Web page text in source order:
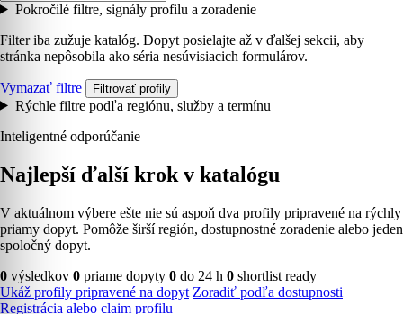
Pokročilé filtre, signály profilu a zoradenie
Filter iba zužuje katalóg. Dopyt posielajte až v ďalšej sekcii, aby
stránka nepôsobila ako séria nesúvisiacich formulárov.
Vymazať filtre Filtrovať profily
Rýchle filtre podľa regiónu, služby a termínu
Inteligentné odporúčanie
Najlepší ďalší krok v katalógu
V aktuálnom výbere ešte nie sú aspoň dva profily pripravené na rýchly
priamy dopyt. Pomôže širší región, dostupnostné zoradenie alebo jeden
spoločný dopyt.
0 výsledkov 0 priame dopyty 0 do 24 h 0 shortlist ready
Ukáž profily pripravené na dopyt Zoradiť podľa dostupnosti
Registrácia alebo claim profilu